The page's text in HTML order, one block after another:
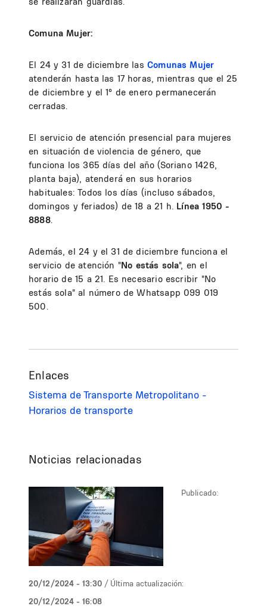
Comuna Mujer:
El 24 y 31 de diciembre lasComunas Mujer
atenderán hasta las 17 horas, mientras que el 25
de diciembre y el 1° de enero permanecerán
cerradas.
El servicio de atención presencial para mujeres
en situación de violencia de género, que
funciona los 365 días del año (Soriano 1426,
planta baja), atenderá en sus horarios
habituales: Todos los días (incluso sábados,
domingos y feriados) de 18 a 21 h. Línea 1950 -
8888.
Además, el 24 y el 31 de diciembre funciona el
servicio de atención "No estás sola", en el
horario de 15 a 21. Es necesario escribir "No
estás sola" al número de Whatsapp 099 019
500.
Enlaces
Sistema de Transporte Metropolitano -
Horarios de transporte
Noticias relacionadas
Publicado:
20/12/2024 - 13:30 / Última actualización:
20/12/2024 - 16:08